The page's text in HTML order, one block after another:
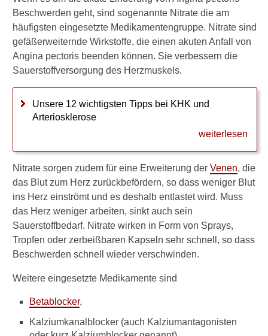
Beschwerden geht, sind sogenannte Nitrate die am
häufigsten eingesetzte Medikamentengruppe. Nitrate sind
gefäßerweiternde Wirkstoffe, die einen akuten Anfall von
Angina pectoris beenden können. Sie verbessern die
Sauerstoffversorgung des Herzmuskels.
Unsere 12 wichtigsten Tipps bei KHK und
Arteriosklerose
weiterlesen
Nitrate sorgen zudem für eine Erweiterung der Venen, die
das Blut zum Herz zurückbefördern, so dass weniger Blut
ins Herz einströmt und es deshalb entlastet wird. Muss
das Herz weniger arbeiten, sinkt auch sein
Sauerstoffbedarf. Nitrate wirken in Form von Sprays,
Tropfen oder zerbeißbaren Kapseln sehr schnell, so dass
Beschwerden schnell wieder verschwinden.
Weitere eingesetzte Medikamente sind
Betablocker,
Kalziumkanalblocker (auch Kalziumantagonisten
s
u
h
u
n
o
t
n
d
i
?
S
c
h
d
t
a
b